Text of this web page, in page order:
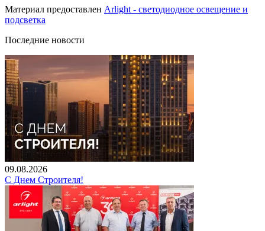
Материал предоставлен Arlight - светодиодное освещение и
подсветка
Последние новости
09.08.2026
С Днем Строителя!